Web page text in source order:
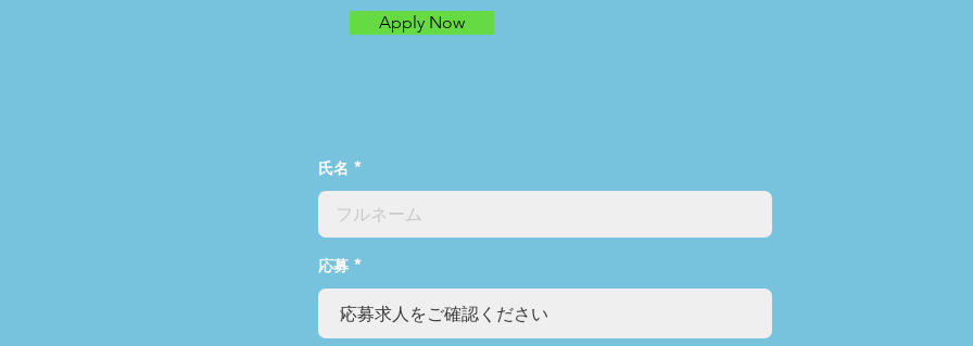
Apply Now
氏名
応募